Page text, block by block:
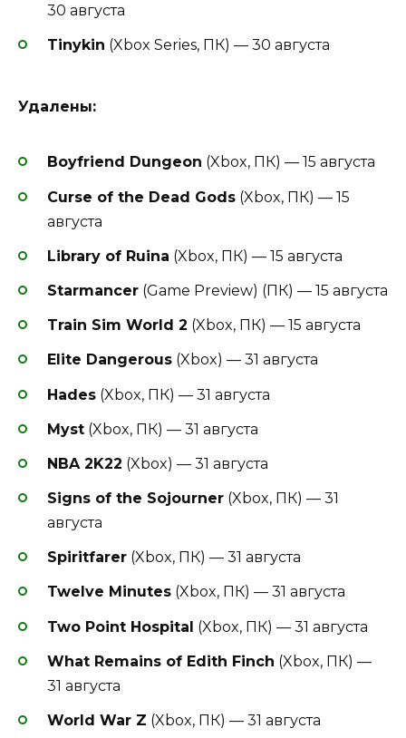
30 августа
Tinykin (Xbox Series, ПК) — 30 августа
Удалены:
Boyfriend Dungeon (Xbox, ПК) — 15 августа
Curse of the Dead Gods (Xbox, ПК) — 15
августа
Library of Ruina (Xbox, ПК) — 15 августа
Starmancer (Game Preview) (ПК) — 15 августа
Train Sim World 2 (Xbox, ПК) — 15 августа
Elite Dangerous (Xbox) — 31 августа
Hades (Xbox, ПК) — 31 августа
Myst (Xbox, ПК) — 31 августа
NBA 2K22 (Xbox) — 31 августа
Signs of the Sojourner (Xbox, ПК) — 31
августа
Spiritfarer (Xbox, ПК) — 31 августа
Twelve Minutes (Xbox, ПК) — 31 августа
Two Point Hospital (Xbox, ПК) — 31 августа
What Remains of Edith Finch (Xbox, ПК) —
31 августа
World War Z (Xbox, ПК) — 31 августа